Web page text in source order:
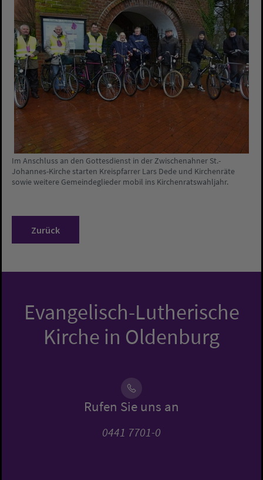
Im Anschluss an den Gottesdienst in der Zwischenahner St.-
Johannes-Kirche starten Kreispfarrer Lars Dede und Kirchenräte
sowie weitere Gemeindeglieder mobil ins Kirchenratswahljahr.
Zurück
Evangelisch-Lutherische
Kirche in Oldenburg
Rufen Sie uns an
0441 7701-0